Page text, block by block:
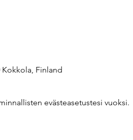
Kokkola, Finland
evästeasetustesi vuoksi.